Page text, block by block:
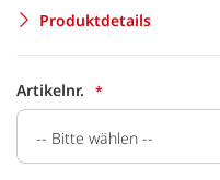
Produktdetails
Artikelnr.